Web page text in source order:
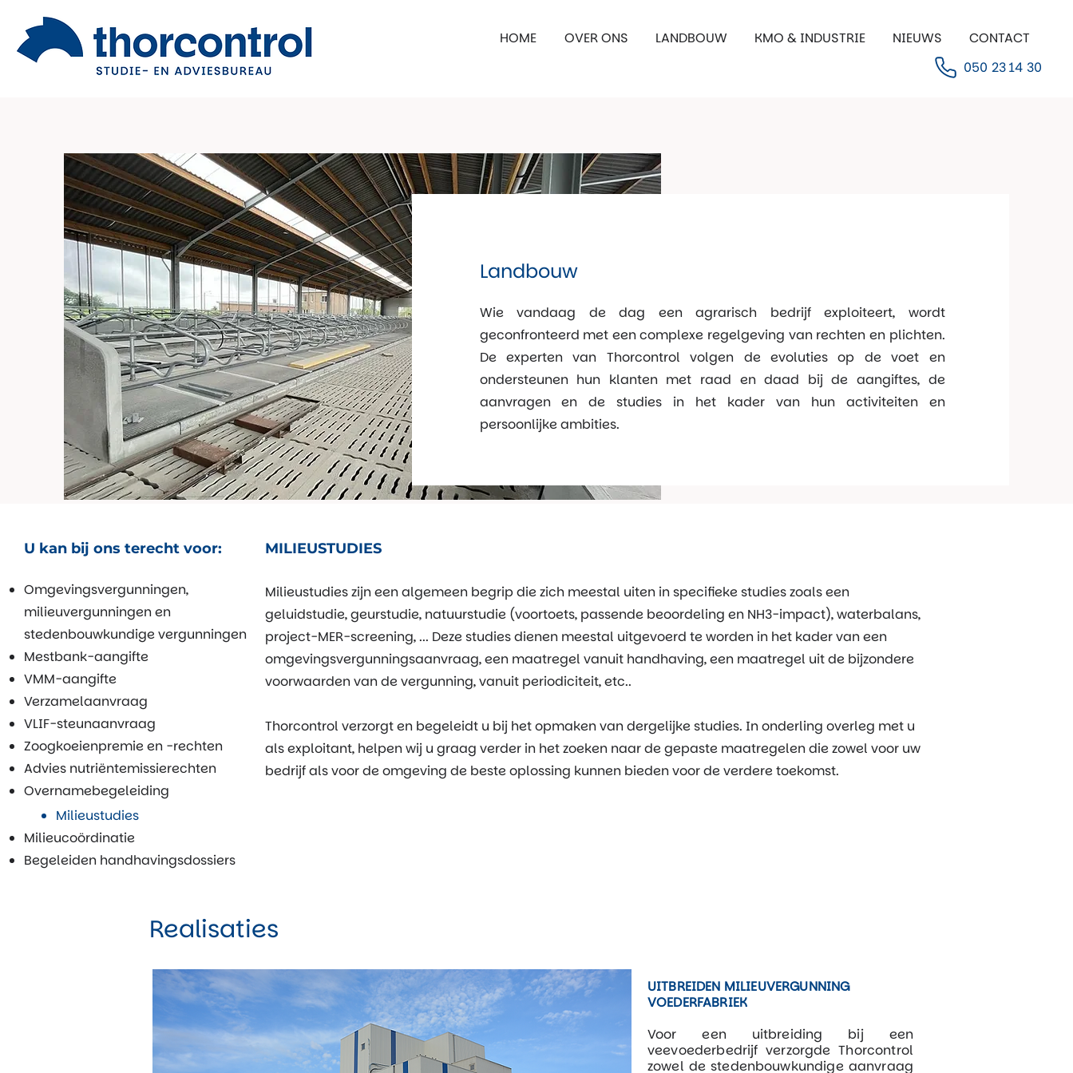
HOME OVER ONS LANDBOUW KMO & INDUSTRIE NIEUWS
CONTACT
050 23 14 30
Landbouw
Wie vandaag de dag een agrarisch bedrijf exploiteert, wordt
geconfronteerd met een complexe regelgeving van rechten en plichten.
De experten van Thorcontrol volgen de evoluties op de voet en
ondersteunen hun klanten met raad en daad bij de aangiftes, de
aanvragen en de studies in het kader van hun activiteiten en
persoonlijke ambities.
U kan bij ons terecht voor:
Omgevingsvergunningen,
milieuvergunningen en
stedenbouwkundige vergunningen
Mestbank-aangifte
VMM-aangifte
Verzamelaanvraag
VLIF-steunaanvraag
Zoogkoeienpremie en -rechten
Advies nutriëntemissierechten
Overnamebegeleiding
Milieustudies
Milieucoördinatie
Begeleiden handhavingsdossiers
MILIEUSTUDIES
Milieustudies zijn een algemeen begrip die zich meestal uiten in specifieke studies zoals een
geluidstudie, geurstudie, natuurstudie (voortoets, passende beoordeling en NH3-impact), waterbalans,
project-MER-screening, ... Deze studies dienen meestal uitgevoerd te worden in het kader van een
omgevingsvergunningsaanvraag, een maatregel vanuit handhaving, een maatregel uit de bijzondere
voorwaarden van de vergunning, vanuit periodiciteit, etc..
Thorcontrol verzorgt en begeleidt u bij het opmaken van dergelijke studies. In onderling overleg met u
als exploitant, helpen wij u graag verder in het zoeken naar de gepaste maatregelen die zowel voor uw
bedrijf als voor de omgeving de beste oplossing kunnen bieden voor de verdere toekomst.
Realisaties
UITBREIDEN MILIEUVERGUNNING
VOEDERFABRIEK
Voor een uitbreiding bij een
veevoederbedrijf verzorgde Thorcontrol
zowel de stedenbouwkundige aanvraag